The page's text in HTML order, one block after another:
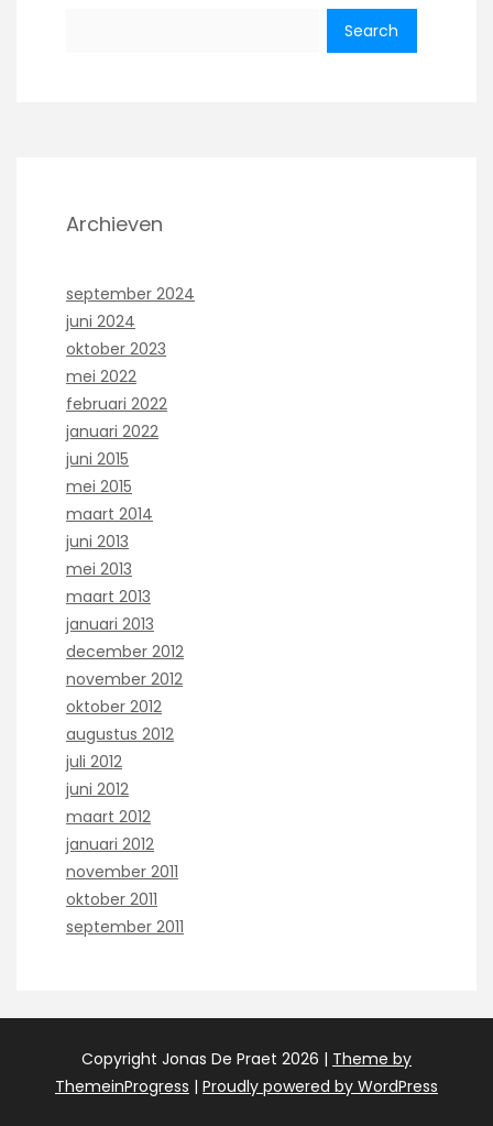
Archieven
september 2024
juni 2024
oktober 2023
mei 2022
februari 2022
januari 2022
juni 2015
mei 2015
maart 2014
juni 2013
mei 2013
maart 2013
januari 2013
december 2012
november 2012
oktober 2012
augustus 2012
juli 2012
juni 2012
maart 2012
januari 2012
november 2011
oktober 2011
september 2011
Copyright Jonas De Praet 2026 | Theme by
ThemeinProgress | Proudly powered by WordPress